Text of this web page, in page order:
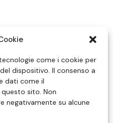
come i cookie per
dispositivo. Il consenso a
dati come il
sito. Non
negativamente su alcune